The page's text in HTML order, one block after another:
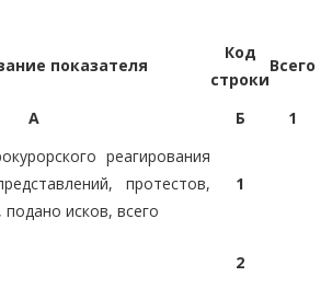
показателя
Код
строки
Всего
А Б
1
реагирования
протестов,
исков, всего
1
2